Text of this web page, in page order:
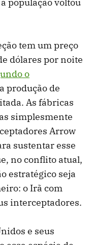
tem um preço
dólares por noite
o
produção de
As fábricas
simplesmente
Arrow
sustentar esse
no conflito atual,
estratégico seja
o Irã com
interceptadores.
e seus